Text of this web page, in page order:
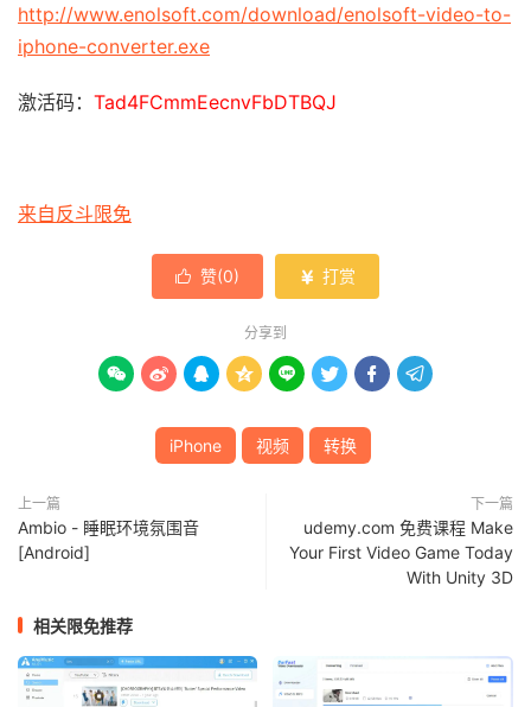
http://www.enolsoft.com/download/enolsoft-video-to-
iphone-converter.exe
激活码： Tad4FCmmEecnvFbDTBQJ
来自反斗限免
 赞(0)  打赏
分享到
       
iPhone 视频 转换
上一篇
Ambio - 睡眠环境氛围音
[Android]
下一篇
udemy.com 免费课程 Make
Your First Video Game Today
With Unity 3D
相关限免推荐